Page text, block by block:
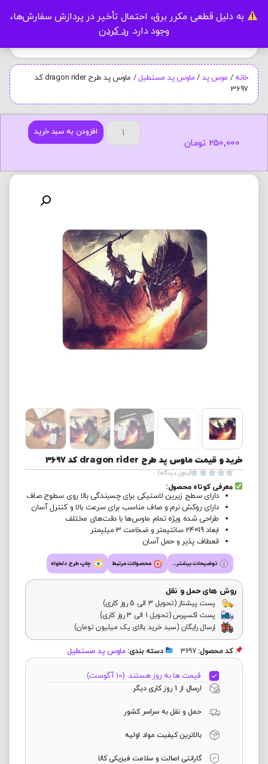
به دلیل قطعی مکرر برق، احتمال تأخیر در پردازش سفارش‌ها،
وجود دارد. رد کردن
خانه / موس پد / ماوس پد مستطیل
/ ماوس پد طرح dragon rider کد
3697
افزودن به سبد خرید
250,000 تومان
خرید و قیمت ماوس پد طرح dragon rider کد 3697




(بدون دیدگاه)
معرفی کوتاه محصول:
دارای سطح زیرین لاستیکی برای چسبندگی بالا روی سطوح صاف
دارای روکش نرم و صاف مناسب برای سرعت بالا و کنترل آسان
طراحی شده ویژه تمام ماوس‌ها با دقت‌های مختلف
ابعاد 19×24 سانتیمتر و ضخامت 3 میلیمتر
انعطاف پذیر و حمل آسان
توضیحات بیشتر... محصولات مرتبط چاپ طرح دلخواه
روش های حمل و نقل
پست پیشتاز (تحویل 3 الی 5 روز کاری)
پست اکسپرس (تحویل 1 الی 3 روز کاری)
ارسال رایگان (سبد خرید بالای یک میلیون تومان)
کد محصول:3697 دسته بندی: ماوس پد مستطیل
قیمت ها به روز هستند. (10 آگوست)
ارسال از 1 روز کاری دیگر
حمل و نقل به سراسر کشور
بالاترین کیفیت مواد اولیه
گارانتی اصالت و سلامت فیزیکی کالا